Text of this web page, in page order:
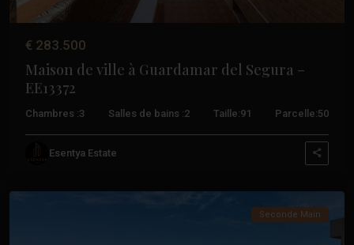
€ 283.500
Maison de ville à Guardamar del Segura –
EE13372
Chambres :3 Salles de bains :2 Taille:91 Parcelle:50
Esentya Estate
du
Seconde Main